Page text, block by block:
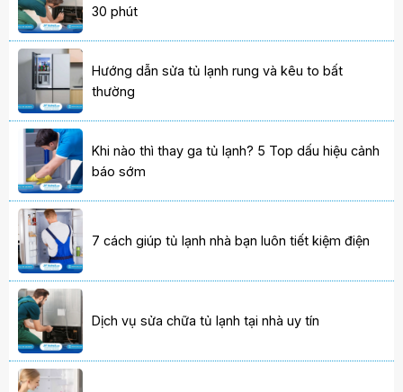
30 phút
Hướng dẫn sửa tủ lạnh rung và kêu to bất
thường
Khi nào thì thay ga tủ lạnh? 5 Top dấu hiệu cảnh
báo sớm
7 cách giúp tủ lạnh nhà bạn luôn tiết kiệm điện
Dịch vụ sửa chữa tủ lạnh tại nhà uy tín